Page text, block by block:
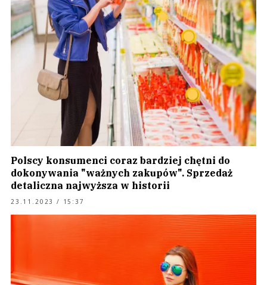
Polscy konsumenci coraz bardziej chętni do
dokonywania "ważnych zakupów". Sprzedaż
detaliczna najwyższa w historii
23.11.2023 / 15:37